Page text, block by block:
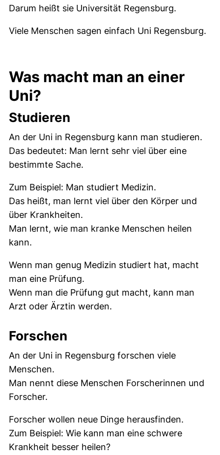
Darum heißt sie Universität Regensburg.
Viele Menschen sagen einfach Uni Regensburg.
Was macht man an einer
Uni?
Studieren
An der Uni in Regensburg kann man studieren.
Das bedeutet: Man lernt sehr viel über eine
bestimmte Sache.
Zum Beispiel: Man studiert Medizin.
Das heißt, man lernt viel über den Körper und
über Krankheiten.
Man lernt, wie man kranke Menschen heilen
kann.
Wenn man genug Medizin studiert hat, macht
man eine Prüfung.
Wenn man die Prüfung gut macht, kann man
Arzt oder Ärztin werden.
Forschen
An der Uni in Regensburg forschen viele
Menschen.
Man nennt diese Menschen Forscherinnen und
Forscher.
Forscher wollen neue Dinge herausfinden.
Zum Beispiel: Wie kann man eine schwere
Krankheit besser heilen?